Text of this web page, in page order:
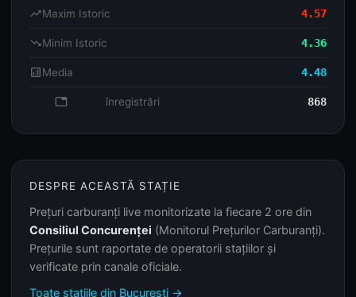
trending_upMaxim Istoric 4.57
trending_downMinim Istoric 4.36
analyticsMedia 4.48
database înregistrări 868
DESPRE ACEASTĂ STAȚIE
Prețuri carburanți live monitorizate la fiecare 2 ore din
Consiliul Concurenței (Monitorul Prețurilor Carburanți).
Prețurile sunt raportate de operatorii stațiilor și
verificate prin canale oficiale.
Toate stațiile din București →